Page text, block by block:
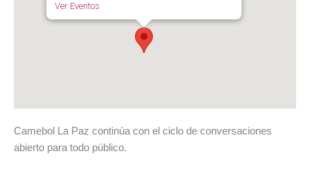
Ver Eventos
Camebol La Paz continúa con el ciclo de conversaciones
abierto para todo público.